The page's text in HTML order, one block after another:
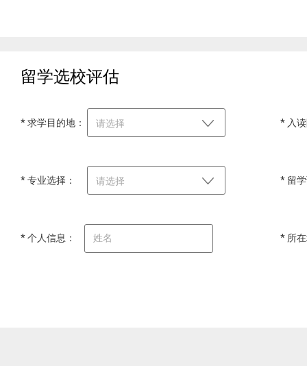
留学选校评估
* 求学目的地： 请选择 * 入
* 专业选择： 请选择 * 留
* 个人信息： * 所